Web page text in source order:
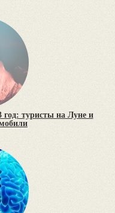
год: туристы на Луне и